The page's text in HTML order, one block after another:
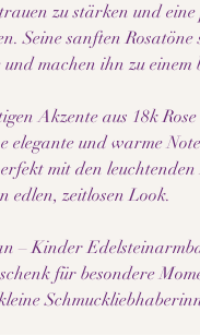
zu stärken und
Seine sanften
und machen ihn zu
Akzente aus 18k
elegante und warme
mit den
edlen, zeitlosen Look.
– Kinder
für besondere